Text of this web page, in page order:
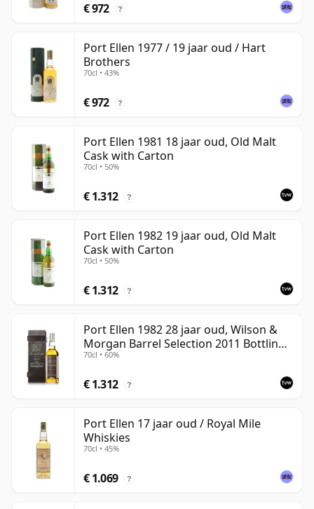
€ 972 ?
Port Ellen 1977 / 19 jaar oud / Hart
Brothers
70cl • 43%
€ 972 ?
Port Ellen 1981 18 jaar oud, Old Malt
Cask with Carton
70cl • 50%
€ 1.312 ?
Port Ellen 1982 19 jaar oud, Old Malt
Cask with Carton
70cl • 50%
€ 1.312 ?
Port Ellen 1982 28 jaar oud, Wilson &
Morgan Barrel Selection 2011 Bottling
with Box
70cl • 60%
€ 1.312 ?
Port Ellen 17 jaar oud / Royal Mile
Whiskies
70cl • 45%
€ 1.069 ?